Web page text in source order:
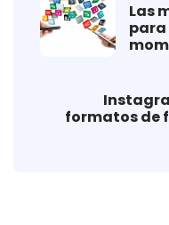
Las
para
formatos de